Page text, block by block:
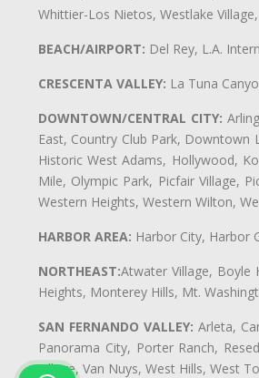
Whittier-Los Nietos, Westlake
BEACH/AIRPORT: Del Rey, L.A.
CRESCENTA VALLEY: La Tuna
DOWNTOWN/CENTRAL CITY:
East, Country Club Park, Downtown
Historic West Adams, Hollywood,
Mile, Olympic Park, Picfair Village,
Western Heights, Western Wilton,
HARBOR AREA: Harbor City, Harbor
NORTHEAST:Atwater Village, Boyle
Heights, Monterey Hills, Mt.
SAN FERNANDO VALLEY: Arleta,
Panorama City, Porter Ranch,
Village, Van Nuys, West Hills, West